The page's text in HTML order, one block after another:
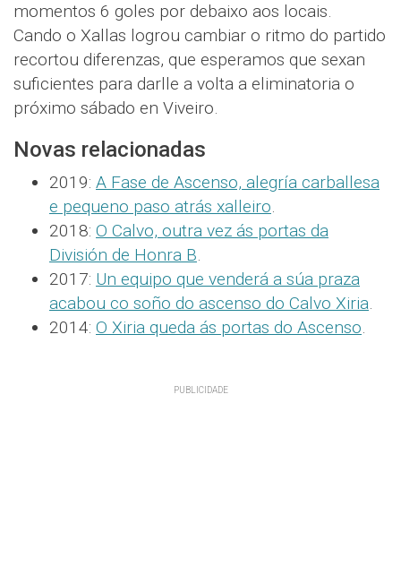
momentos 6 goles por debaixo aos locais.
Cando o Xallas logrou cambiar o ritmo do partido
recortou diferenzas, que esperamos que sexan
suficientes para darlle a volta a eliminatoria o
próximo sábado en Viveiro.
Novas relacionadas
2019: A Fase de Ascenso, alegría carballesa
e pequeno paso atrás xalleiro.
2018: O Calvo, outra vez ás portas da
División de Honra B.
2017: Un equipo que venderá a súa praza
acabou co soño do ascenso do Calvo Xiria.
2014: O Xiria queda ás portas do Ascenso.